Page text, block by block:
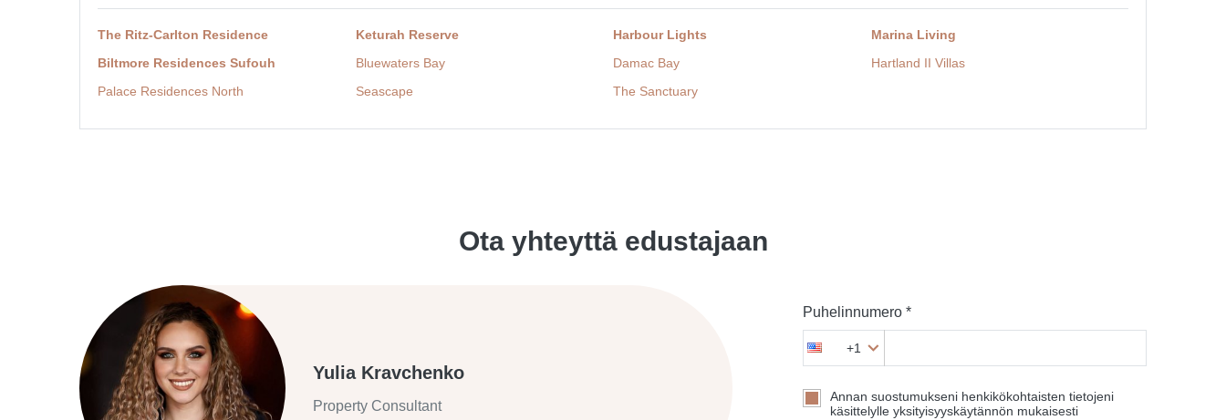
The Ritz-Carlton Residence Keturah Reserve Harbour Lights
Marina Living
Biltmore Residences Sufouh
Bluewaters Bay Damac Bay
Hartland II Villas
Palace Residences North
Seascape The Sanctuary
Ota yhteyttä edustajaan
Yulia Kravchenko
Property Consultant
Puhelinnumero *
+1
Annan suostumukseni henkikökohtaisten tietojeni
käsittelylle yksityisyyskäytännön mukaisesti